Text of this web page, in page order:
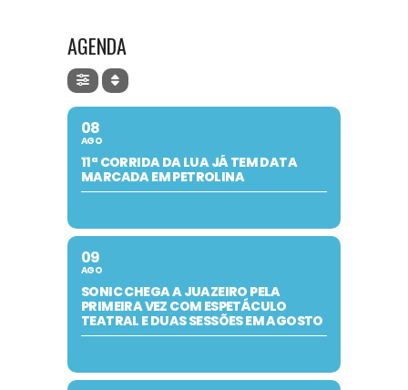
AGENDA
08
AGO
11ª CORRIDA DA LUA JÁ TEM DATA
MARCADA EM PETROLINA
09
AGO
SONIC CHEGA A JUAZEIRO PELA
PRIMEIRA VEZ COM ESPETÁCULO
TEATRAL E DUAS SESSÕES EM AGOSTO